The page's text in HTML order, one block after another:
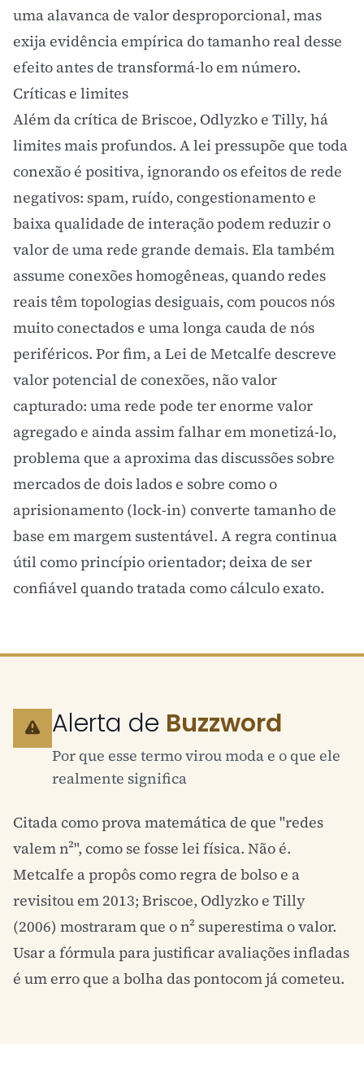
uma alavanca de valor desproporcional, mas
exija evidência empírica do tamanho real desse
efeito antes de transformá-lo em número.
Críticas e limites
Além da crítica de Briscoe, Odlyzko e Tilly, há
limites mais profundos. A lei pressupõe que toda
conexão é positiva, ignorando os efeitos de rede
negativos: spam, ruído, congestionamento e
baixa qualidade de interação podem reduzir o
valor de uma rede grande demais. Ela também
assume conexões homogêneas, quando redes
reais têm topologias desiguais, com poucos nós
muito conectados e uma longa cauda de nós
periféricos. Por fim, a Lei de Metcalfe descreve
valor potencial de conexões, não valor
capturado: uma rede pode ter enorme valor
agregado e ainda assim falhar em monetizá-lo,
problema que a aproxima das discussões sobre
mercados de dois ladose sobre como o
aprisionamento (lock-in) converte tamanho de
base em margem sustentável. A regra continua
útil como princípio orientador; deixa de ser
confiável quando tratada como cálculo exato.
Alerta de Buzzword
Por que esse termo virou moda e o que ele
realmente significa
Citada como prova matemática de que "redes
valem n²", como se fosse lei física. Não é.
Metcalfe a propôs como regra de bolso e a
revisitou em 2013; Briscoe, Odlyzko e Tilly
(2006) mostraram que o n² superestima o valor.
Usar a fórmula para justificar avaliações infladas
é um erro que a bolha das pontocom já cometeu.